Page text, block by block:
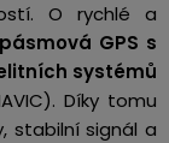
O rychlé a
GPS s
systémů
Díky tomu
stabilní signál a